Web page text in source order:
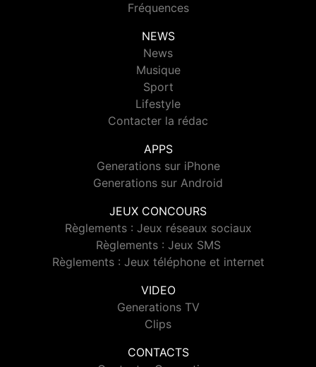
Fréquences
NEWS
News
Musique
Sport
Lifestyle
Contacter la rédac
APPS
Generations sur iPhone
Generations sur Android
JEUX CONCOURS
Règlements : Jeux réseaux sociaux
Règlements : Jeux SMS
Règlements : Jeux téléphone et internet
VIDEO
Generations TV
Clips
CONTACTS